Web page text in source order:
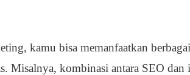
kamu bisa memanfaatkan
Misalnya, kombinasi antara SEO